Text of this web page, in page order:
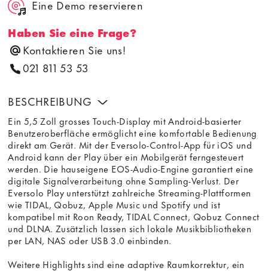
Eine Demo reservieren
Haben Sie eine Frage?
Kontaktieren Sie uns!
021 811 53 53
BESCHREIBUNG
Ein 5,5 Zoll grosses Touch-Display mit Android-basierter
Benutzeroberfläche ermöglicht eine komfortable Bedienung
direkt am Gerät. Mit der Eversolo-Control-App für iOS und
Android kann der Play über ein Mobilgerät ferngesteuert
werden. Die hauseigene EOS-Audio-Engine garantiert eine
digitale Signalverarbeitung ohne Sampling-Verlust. Der
Eversolo Play unterstützt zahlreiche Streaming-Plattformen
wie TIDAL, Qobuz, Apple Music und Spotify und ist
kompatibel mit Roon Ready, TIDAL Connect, Qobuz Connect
und DLNA. Zusätzlich lassen sich lokale Musikbibliotheken
per LAN, NAS oder USB 3.0 einbinden.
Weitere Highlights sind eine adaptive Raumkorrektur, ein